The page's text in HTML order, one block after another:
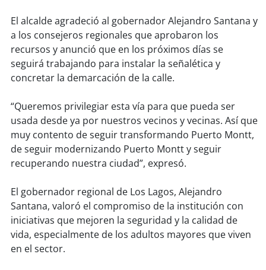
soy osorno
soypuertomontt
soychiloé
El alcalde agradeció al gobernador Alejandro Santana y
a los consejeros regionales que aprobaron los
recursos y anunció que en los próximos días se
seguirá trabajando para instalar la señalética y
concretar la demarcación de la calle.
“Queremos privilegiar esta vía para que pueda ser
usada desde ya por nuestros vecinos y vecinas. Así que
muy contento de seguir transformando Puerto Montt,
de seguir modernizando Puerto Montt y seguir
recuperando nuestra ciudad”, expresó.
El gobernador regional de Los Lagos, Alejandro
Santana, valoró el compromiso de la institución con
iniciativas que mejoren la seguridad y la calidad de
vida, especialmente de los adultos mayores que viven
en el sector.